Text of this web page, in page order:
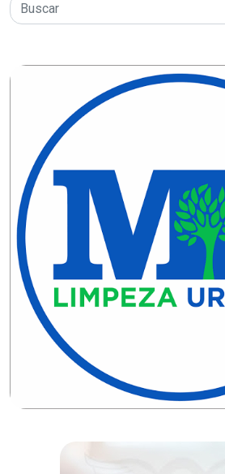
CAMPEONATO
BLOCOS
CAPACITAÇÃO
CARNAUBAIS
CARNAVAL
CARNAVAL
DE
MACAU
CARNAVAL
CICLISMO